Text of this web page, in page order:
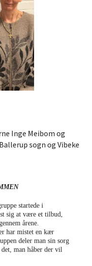
Inge Meibom og
sogn og Vibeke
startede i
sig at være et tilbud,
årene.
har mistet en kær
deler man sin sorg
man håber der vil